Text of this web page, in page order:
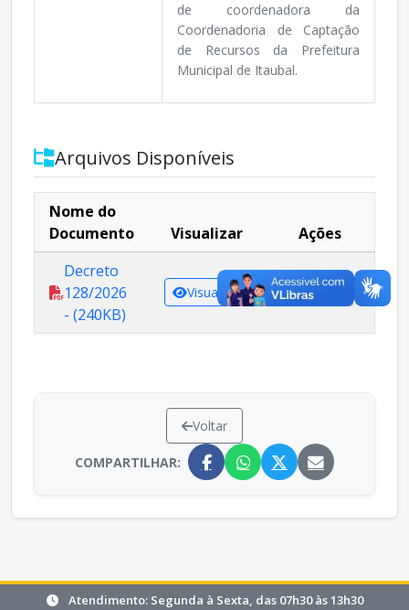
de coordenadora da
Coordenadoria de Captação
de Recursos da Prefeitura
Municipal de Itaubal.
Arquivos Disponíveis
Nome do
Documento
Visualizar
Ações
Decreto
128/2026
- (240KB)
Visualizar Baixar
Voltar
COMPARTILHAR:
Atendimento: Segunda à Sexta, das 07h30 às 13h30